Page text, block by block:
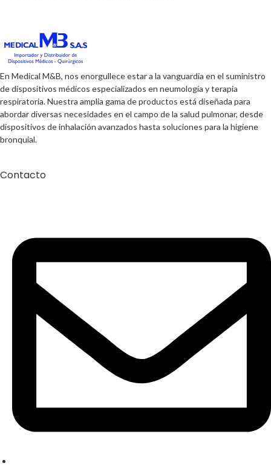
En Medical M&B, nos enorgullece estar a la vanguardia en el suministro
de dispositivos médicos especializados en neumología y terapia
respiratoria. Nuestra amplia gama de productos está diseñada para
abordar diversas necesidades en el campo de la salud pulmonar, desde
dispositivos de inhalación avanzados hasta soluciones para la higiene
bronquial.
Contacto